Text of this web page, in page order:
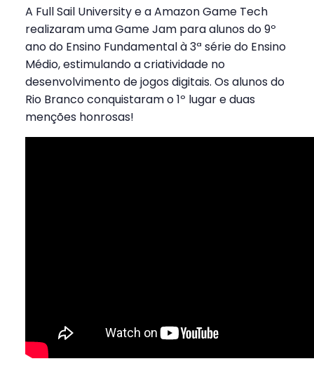
A Full Sail University e a Amazon Game Tech
realizaram uma Game Jam para alunos do 9º
ano do Ensino Fundamental à 3ª série do Ensino
Médio, estimulando a criatividade no
desenvolvimento de jogos digitais. Os alunos do
Rio Branco conquistaram o 1º lugar e duas
menções honrosas!